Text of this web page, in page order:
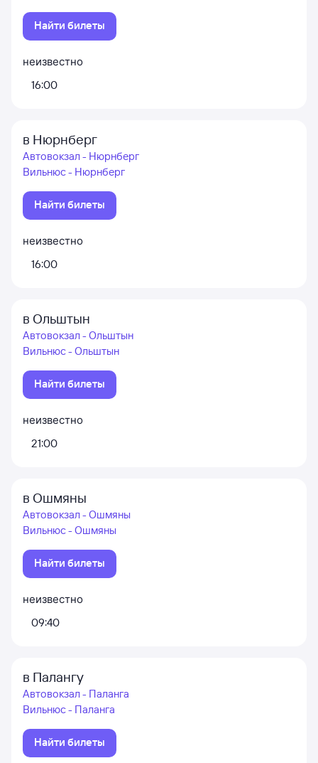
Найти билеты
неизвестно
16:00
в Нюрнберг
Автовокзал - Нюрнберг
Вильнюс - Нюрнберг
Найти билеты
неизвестно
16:00
в Ольштын
Автовокзал - Ольштын
Вильнюс - Ольштын
Найти билеты
неизвестно
21:00
в Ошмяны
Автовокзал - Ошмяны
Вильнюс - Ошмяны
Найти билеты
неизвестно
09:40
в Палангу
Автовокзал - Паланга
Вильнюс - Паланга
Найти билеты